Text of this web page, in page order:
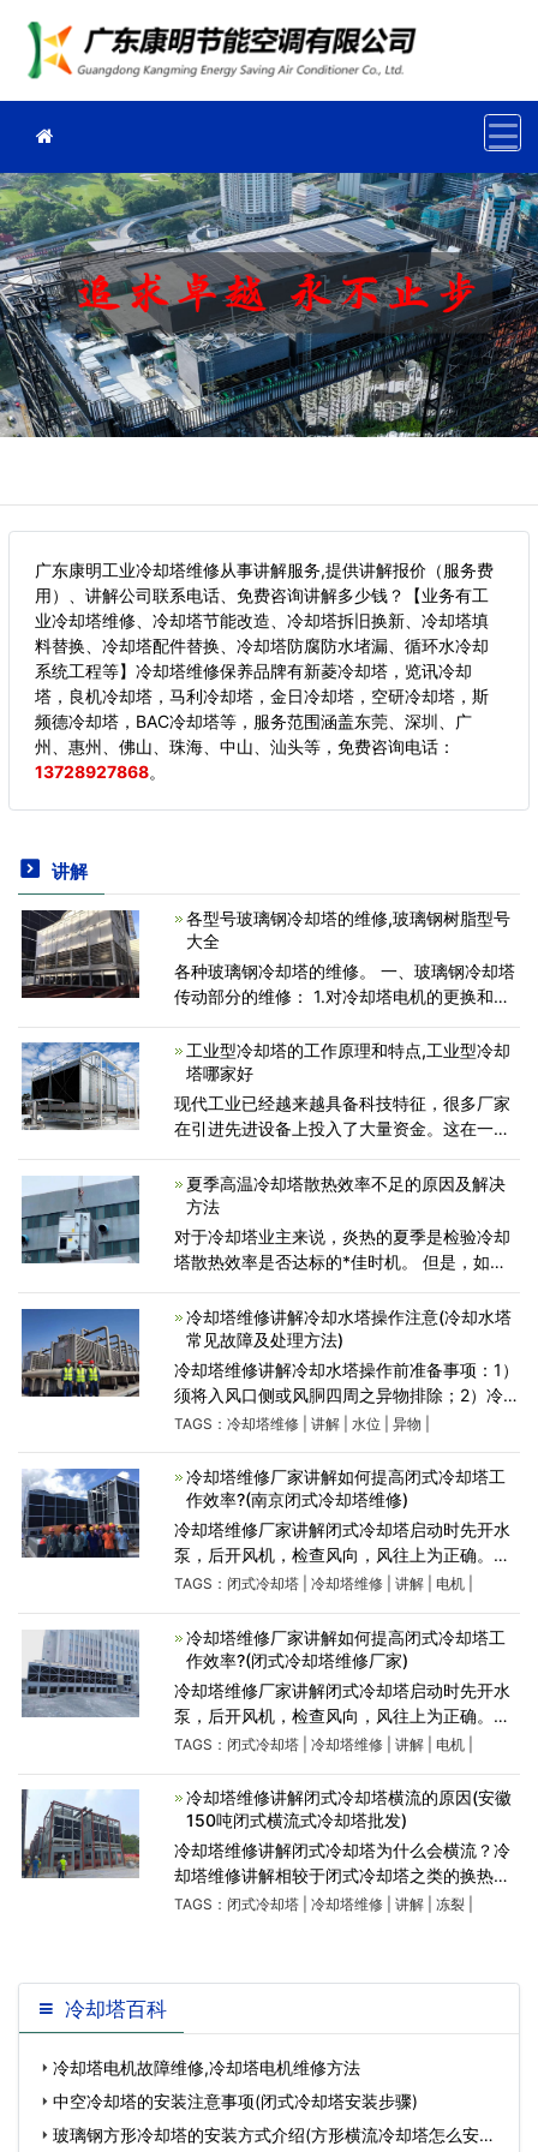
广东康明工业冷却塔维修从事讲解服务,提供讲解报价（服务费
用）、讲解公司联系电话、免费咨询讲解多少钱？【业务有工
业冷却塔维修、冷却塔节能改造、冷却塔拆旧换新、冷却塔填
料替换、冷却塔配件替换、冷却塔防腐防水堵漏、循环水冷却
系统工程等】冷却塔维修保养品牌有新菱冷却塔，览讯冷却
塔，良机冷却塔，马利冷却塔，金日冷却塔，空研冷却塔，斯
频德冷却塔，BAC冷却塔等，服务范围涵盖东莞、深圳、广
州、惠州、佛山、珠海、中山、汕头等， 免费咨询电话：
13728927868。
讲解
各型号玻璃钢冷却塔的维修,玻璃钢树脂型号
大全
各种玻璃钢冷却塔的维修。 一、玻璃钢冷却塔
传动部分的维修： 1.对冷却塔电机的更换和检
速剂轴承轴封的更换、减速剂中间支座的维修;
3.对冷
工业型冷却塔的工作原理和特点,工业型冷却
塔哪家好
现代工业已经越来越具备科技特征，很多厂家
在引进先进设备上投入了大量资金。这在一定
用，工业型冷却塔就是其中一种操作设备。它
在种类上拥有密
夏季高温冷却塔散热效率不足的原因及解决
方法
对于冷却塔业主来说，炎热的夏季是检验冷却
塔散热效率是否达标的*佳时机。 但是，如果
题。 冷却塔冷却能力分为三部分，一是动力系
统； 另一种是冷却填料
冷却塔维修讲解冷却水塔操作注意(冷却水塔
常见故障及处理方法)
冷却塔维修讲解冷却水塔操作前准备事项：1）
须将入风口侧或风胴四周之异物排除；2）冷却
塔维修讲解需要确定风车尾部与风胴之间有足
机之V型皮带是否调整适当
TAGS： 冷却塔维修| 讲解| 水位 异物
冷却塔维修厂家讲解如何提高闭式冷却塔工
作效率?(南京闭式冷却塔维修)
冷却塔维修厂家讲解闭式冷却塔启动时先开水
泵，后开风机，检查风向，风往上为正确。停
止时先停风机后停水泵。注意保持水塔内部清
冷却设备，应有专人负
TAGS： 闭式冷却塔| 冷却塔维修| 讲解| 电机|
冷却塔维修厂家讲解如何提高闭式冷却塔工
作效率?(闭式冷却塔维修厂家)
冷却塔维修厂家讲解闭式冷却塔启动时先开水
泵，后开风机，检查风向，风往上为正确。停
止时先停风机后停水泵。注意保持水塔内部清
冷却设备，应有专人负
TAGS： 闭式冷却塔| 冷却塔维修| 讲解| 电机|
冷却塔维修讲解闭式冷却塔横流的原因(安徽
150吨闭式横流式冷却塔批发)
冷却塔维修讲解闭式冷却塔为什么会横流？冷
却塔维修讲解相较于闭式冷却塔之类的换热设
备，因为我们要防止他们在温度比较低的时候
TAGS： 闭式冷却塔| 冷却塔维修| 讲解| 冻裂|
冷却塔百科
冷却塔电机故障维修,冷却塔电机维修方法
中空冷却塔的安装注意事项(闭式冷却塔安装步骤)
玻璃钢方形冷却塔的安装方式介绍(方形横流冷却塔怎么安装